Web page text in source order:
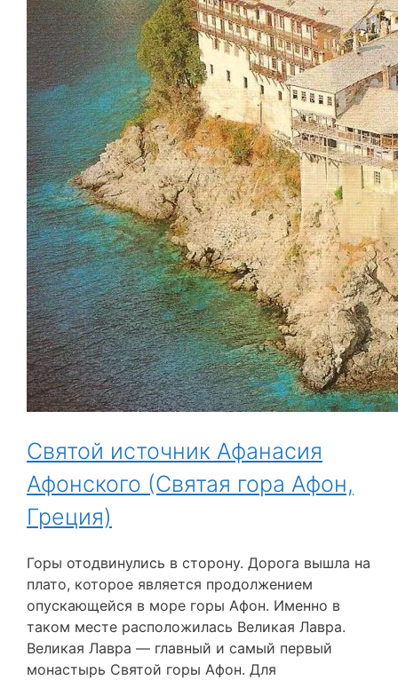
Святой источник Афанасия
Афонского (Святая гора Афон,
Греция)
Горы отодвинулись в сторону. Дорога вышла на
плато, которое является продолжением
опускающейся в море горы Афон. Именно в
таком месте расположилась Великая Лавра.
Великая Лавра — главный и самый первый
монастырь Святой горы Афон. Для